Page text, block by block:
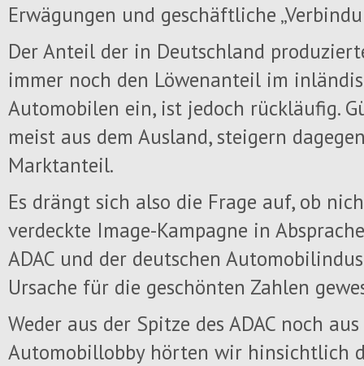
Erwägungen und geschäftliche
Der Anteil der in Deutschland
immer noch den Löwenanteil im
Automobilen ein, ist jedoch rückläufig.
meist aus dem Ausland, steigern
Marktanteil.
Es drängt sich also die Frage auf, ob
verdeckte Image-Kampagne in
ADAC und der deutschen
Ursache für die geschönten Zahlen
Weder aus der Spitze des ADAC noch
Automobillobby hörten wir hinsichtlich